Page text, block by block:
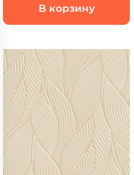
В корзину